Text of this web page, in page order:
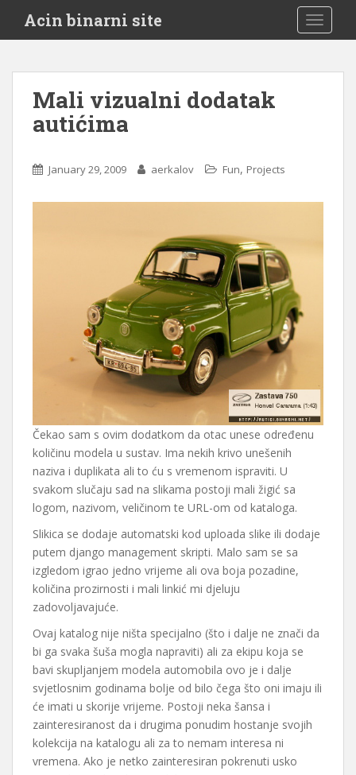
i
Acin binarni site
Mali vizualni dodatak
autićima
January 29, 2009 aerkalov Fun, Projects
Čekao sam s ovim dodatkom da otac unese određenu
količinu modela u sustav. Ima nekih krivo unešenih
naziva i duplikata ali to ću s vremenom ispraviti. U
svakom slučaju sad na slikama postoji mali žigić sa
logom, nazivom, veličinom te URL-om od kataloga.
Slikica se dodaje automatski kod uploada slike ili dodaje
putem django management skripti. Malo sam se sa
izgledom igrao jedno vrijeme ali ova boja pozadine,
količina prozirnosti i mali linkić mi djeluju
zadovoljavajuće.
Ovaj katalog nije ništa specijalno (što i dalje ne znači da
bi ga svaka šuša mogla napraviti) ali za ekipu koja se
bavi skupljanjem modela automobila ovo je i dalje
svjetlosnim godinama bolje od bilo čega što oni imaju ili
će imati u skorije vrijeme. Postoji neka šansa i
zainteresiranost da i drugima ponudim hostanje svojih
kolekcija na katalogu ali za to nemam interesa ni
vremena. Ako je netko zainteresiran pokrenuti usko